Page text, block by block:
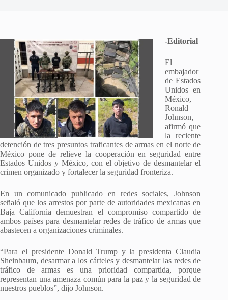
-Editorial
El
embajador
de Estados
Unidos en
México,
Ronald
Johnson,
afirmó que
la reciente
detención de tres presuntos traficantes de armas en el norte de
México pone de relieve la cooperación en seguridad entre
Estados Unidos y México, con el objetivo de desmantelar el
crimen organizado y fortalecer la seguridad fronteriza.
En un comunicado publicado en redes sociales, Johnson
señaló que los arrestos por parte de autoridades mexicanas en
Baja California demuestran el compromiso compartido de
ambos países para desmantelar redes de tráfico de armas que
abastecen a organizaciones criminales.
“Para el presidente Donald Trump y la presidenta Claudia
Sheinbaum, desarmar a los cárteles y desmantelar las redes de
tráfico de armas es una prioridad compartida, porque
representan una amenaza común para la paz y la seguridad de
nuestros pueblos”, dijo Johnson.